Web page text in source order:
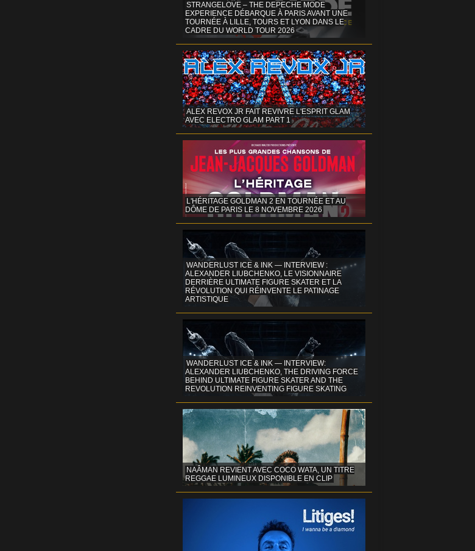
STRANGELOVE – THE DEPECHE MODE
EXPERIENCE DÉBARQUE À PARIS AVANT UNE
TOURNÉE À LILLE, TOURS ET LYON DANS LE
CADRE DU WORLD TOUR 2026
ALEX REVOX JR FAIT REVIVRE L'ESPRIT GLAM
AVEC ELECTRO GLAM PART 1
L'HÉRITAGE GOLDMAN 2 EN TOURNÉE ET AU
DÔME DE PARIS LE 8 NOVEMBRE 2026
WANDERLUST ICE & INK — INTERVIEW :
ALEXANDER LIUBCHENKO, LE VISIONNAIRE
DERRIÈRE ULTIMATE FIGURE SKATER ET LA
RÉVOLUTION QUI RÉINVENTE LE PATINAGE
ARTISTIQUE
WANDERLUST ICE & INK — INTERVIEW:
ALEXANDER LIUBCHENKO, THE DRIVING FORCE
BEHIND ULTIMATE FIGURE SKATER AND THE
REVOLUTION REINVENTING FIGURE SKATING
NAÂMAN REVIENT AVEC COCO WATA, UN TITRE
REGGAE LUMINEUX DISPONIBLE EN CLIP